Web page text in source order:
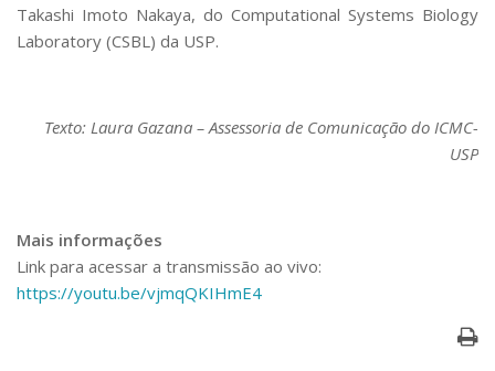
Takashi Imoto Nakaya, do Computational Systems Biology
Laboratory (CSBL) da USP.
Texto: Laura Gazana – Assessoria de Comunicação do ICMC-
USP
Mais informações
Link para acessar a transmissão ao vivo:
https://youtu.be/vjmqQKIHmE4